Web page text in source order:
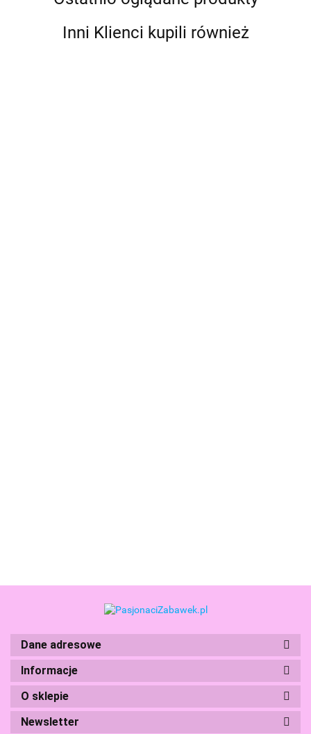
Inni Klienci kupili również
Dane adresowe
Informacje
O sklepie
Newsletter